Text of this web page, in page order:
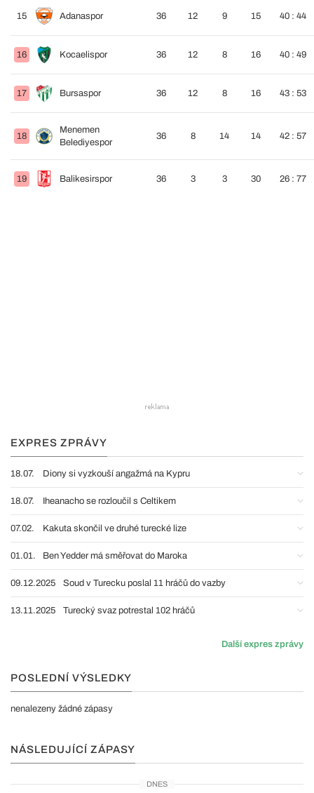
15 Adanaspor 36 12 9 15 40 : 44
16 Kocaelispor 36 12 8 16 40 : 49
17 Bursaspor 36 12 8 16 43 : 53
18
Menemen
Belediyespor
36 8 14 14 42 : 57
19 Balikesirspor 36 3 3 30 26 : 77
EXPRES ZPRÁVY
18.07. Diony si vyzkouší angažmá na Kypru
18.07. Iheanacho se rozloučil s Celtikem
07.02. Kakuta skončil ve druhé turecké lize
01.01. Ben Yedder má směřovat do Maroka
09.12.2025 Soud v Turecku poslal 11 hráčů do vazby
13.11.2025 Turecký svaz potrestal 102 hráčů
Další expres zprávy
POSLEDNÍ VÝSLEDKY
nenalezeny žádné zápasy
NÁSLEDUJÍCÍ ZÁPASY
DNES